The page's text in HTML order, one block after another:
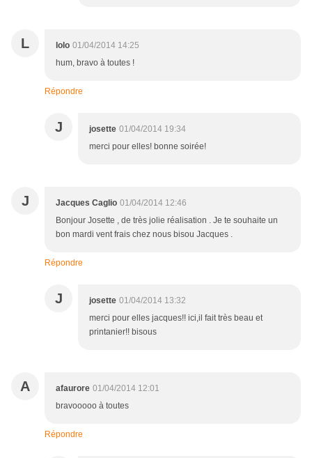
L lolo 01/04/2014 14:25
hum, bravo à toutes !
Répondre
J josette 01/04/2014 19:34
merci pour elles! bonne soirée!
J Jacques Caglio 01/04/2014 12:46
Bonjour Josette , de très jolie réalisation . Je te souhaite un
bon mardi vent frais chez nous bisou Jacques .
Répondre
J josette 01/04/2014 13:32
merci pour elles jacques!! ici,il fait très beau et
printanier!! bisous
A afaurore 01/04/2014 12:01
bravooooo à toutes
Répondre